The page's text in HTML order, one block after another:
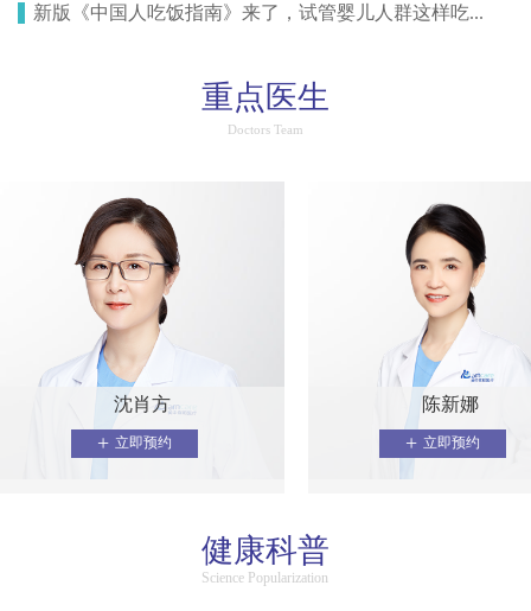
新版《中国人吃饭指南》来了，试管婴儿人群这样吃...
重点医生
Doctors Team
沈肖方
+ 立即预约
陈新娜
+ 立即预约
健康科普
Science Popularization